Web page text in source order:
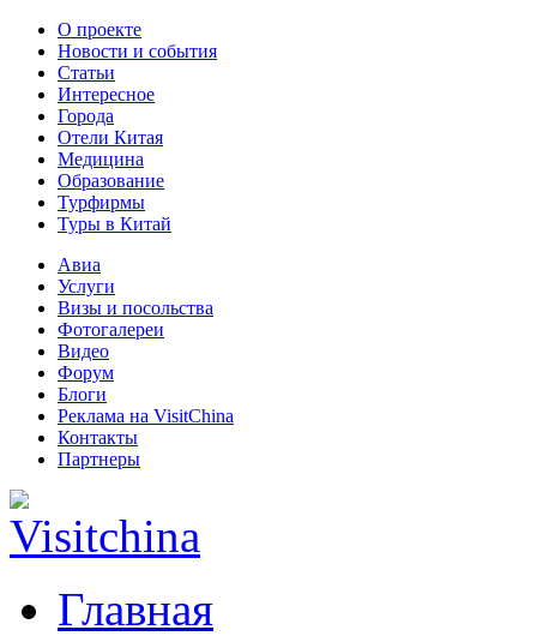
О проекте
Новости и события
Статьи
Интересное
Города
Отели Китая
Медицина
Образование
Турфирмы
Туры в Китай
Авиа
Услуги
Визы и посольства
Фотогалереи
Видео
Форум
Блоги
Реклама на VisitChina
Контакты
Партнеры
Главная